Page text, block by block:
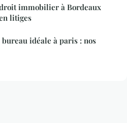
immobilier à Bordeaux
litiges
idéale à paris : nos